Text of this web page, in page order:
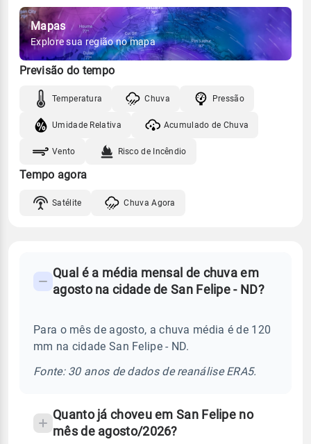
Mapas
Explore sua região no mapa
Previsão do tempo
Temperatura Chuva Pressão
Umidade Relativa Acumulado de Chuva
Vento Risco de Incêndio
Tempo agora
Satélite Chuva Agora
Perguntas
sobre
chuva
Qual é a média mensal de chuva em
agosto na cidade de San Felipe - ND?
Para o mês de agosto, a chuva média é de 120
mm na cidade San Felipe - ND.
Fonte: 30 anos de dados de reanálise ERA5.
Quanto já choveu em San Felipe no
mês de agosto/2026?